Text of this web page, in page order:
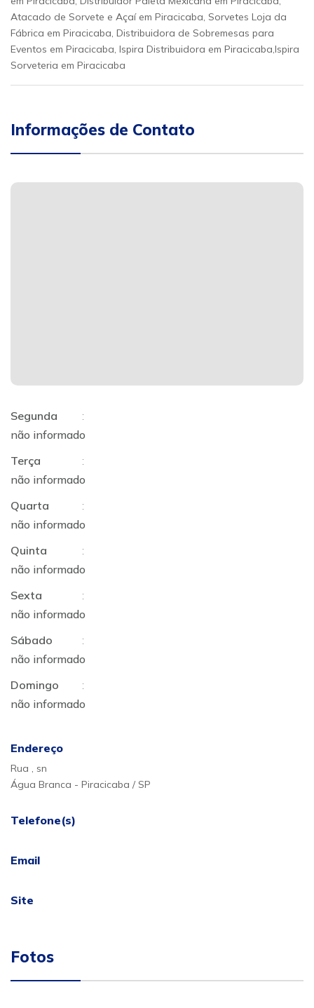
Atacado de Sorvete e Açaí em Piracicaba, Sorvetes Loja da
Fábrica em Piracicaba, Distribuidora de Sobremesas para
Eventos em Piracicaba, Ispira Distribuidora em Piracicaba,Ispira
Sorveteria em Piracicaba
Informações de Contato
Segunda
:
não informado
Terça
:
não informado
Quarta
:
não informado
Quinta
:
não informado
Sexta
:
não informado
Sábado
:
não informado
Domingo
:
não informado
Endereço
Rua , sn
Água Branca - Piracicaba / SP
Telefone(s)
Email
Site
Fotos